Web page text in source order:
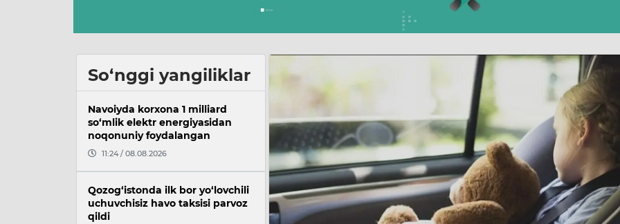
So‘nggi yangiliklar
Navoiyda korxona 1 milliard
so‘mlik elektr energiyasidan
noqonuniy foydalangan
11:24 / 08.08.2026
Qozog‘istonda ilk bor yo‘lovchili
uchuvchisiz havo taksisi parvoz
qildi